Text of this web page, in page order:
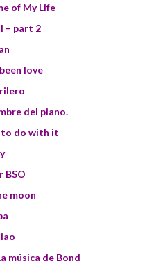
of My Life
– part 2
love
del piano.
to do with it
BSO
moon
música de Bond